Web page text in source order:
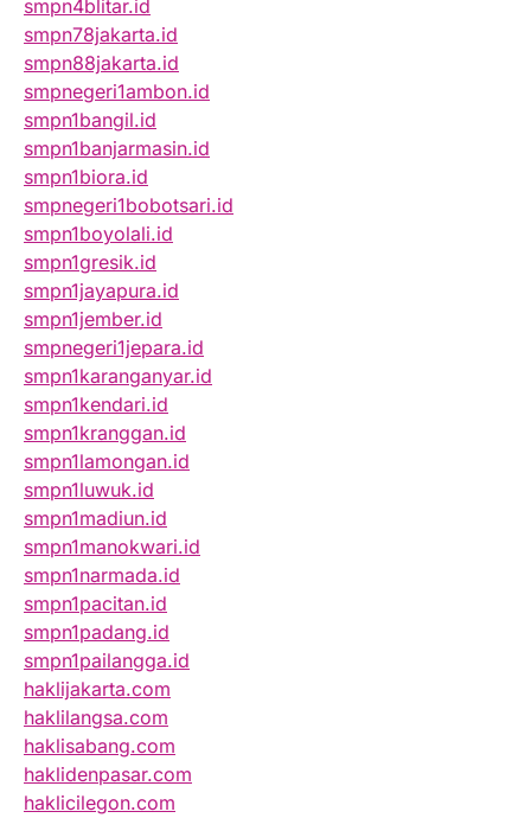
smpn4blitar.id
smpn78jakarta.id
smpn88jakarta.id
smpnegeri1ambon.id
smpn1bangil.id
smpn1banjarmasin.id
smpn1biora.id
smpnegeri1bobotsari.id
smpn1boyolali.id
smpn1gresik.id
smpn1jayapura.id
smpn1jember.id
smpnegeri1jepara.id
smpn1karanganyar.id
smpn1kendari.id
smpn1kranggan.id
smpn1lamongan.id
smpn1luwuk.id
smpn1madiun.id
smpn1manokwari.id
smpn1narmada.id
smpn1pacitan.id
smpn1padang.id
smpn1pailangga.id
haklijakarta.com
haklilangsa.com
haklisabang.com
haklidenpasar.com
haklicilegon.com